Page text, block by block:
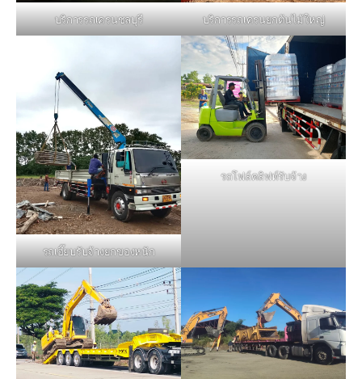
บริการรถเครนชลบุรี บริการรถเครนยกต้นไม้ใหญ่
รถเฮี๊ยบรับจ้างยกของหนัก
รถโฟล์คลิฟท์รับจ้าง